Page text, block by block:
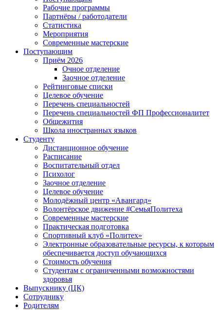
Рабочие программы
Партнёры / работодатели
Статистика
Мероприятия
Современные мастерские
Поступающим
Приём 2026
Очное отделение
Заочное отделение
Рейтинговые списки
Целевое обучение
Перечень специальностей
Перечень специальностей ФП Профессионалитет
Общежития
Школа иностранных языков
Студенту
Дистанционное обучение
Расписание
Воспитательный отдел
Психолог
Заочное отделение
Целевое обучение
Молодёжный центр «Авангард»
Волонтёрское движение #СемьяПолитеха
Современные мастерские
Практическая подготовка
Спортивный клуб «Политех»
Электронные образовательные ресурсы, к которым
обеспечивается доступ обучающихся
Стоимость обучения
Студентам с ограниченными возможностями
здоровья
Выпускнику (ЦК)
Сотруднику
Родителям